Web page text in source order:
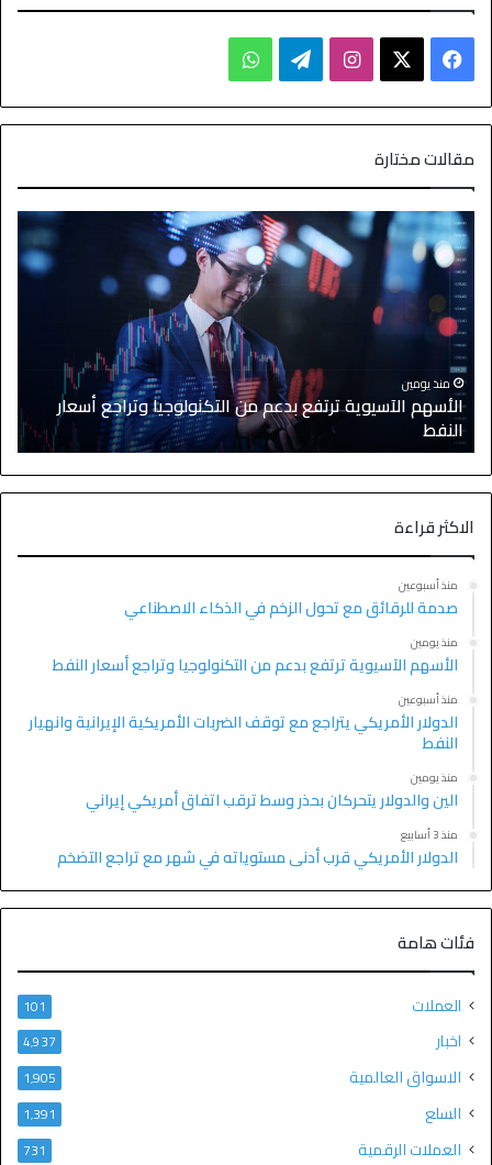
مقالات مختارة
منذ يومين
الأسهم الآسيوية ترتفع بدعم من التكنولوجيا وتراجع أسعار
النفط
الاكثر قراءة
منذ أسبوعين
صدمة للرقائق مع تحول الزخم في الذكاء الاصطناعي
منذ يومين
الأسهم الآسيوية ترتفع بدعم من التكنولوجيا وتراجع أسعار النفط
منذ أسبوعين
الدولار الأمريكي يتراجع مع توقف الضربات الأمريكية الإيرانية وانهيار
النفط
منذ يومين
الين والدولار يتحركان بحذر وسط ترقب اتفاق أمريكي إيراني
منذ 3 أسابيع
الدولار الأمريكي قرب أدنى مستوياته في شهر مع تراجع التضخم
فئات هامة
العملات 101
اخبار 4٬937
الاسواق العالمية 1٬905
السلع 1٬391
العملات الرقمية 731